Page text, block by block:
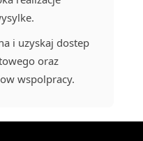
i uzyskaj dostep
oraz
wspolpracy.